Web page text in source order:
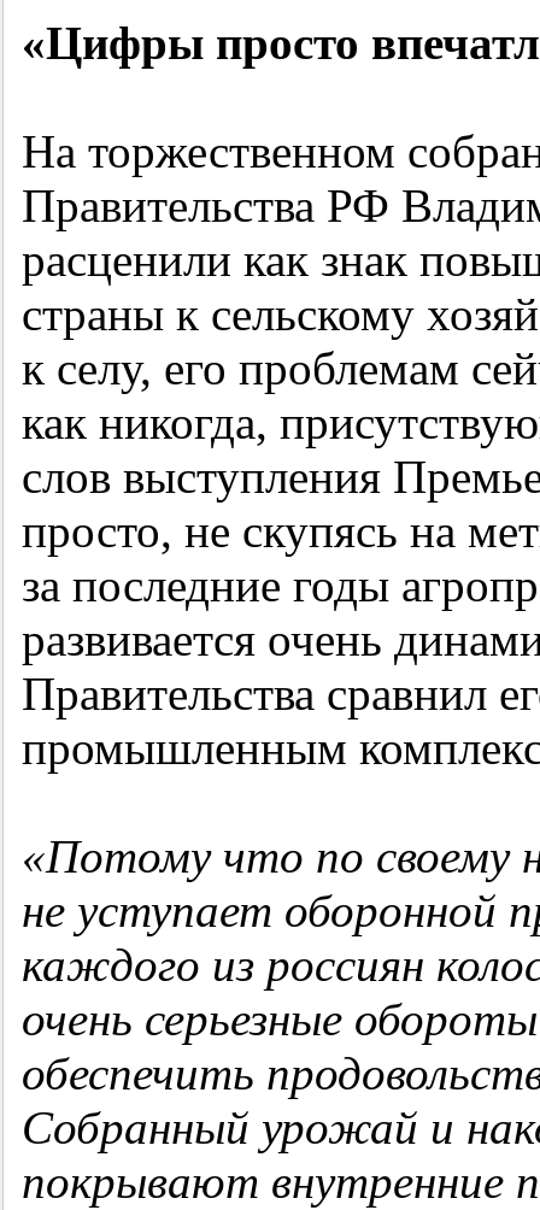
«Цифры просто
На торжественном
Правительства РФ
расценили как знак
страны к сельскому
к селу, его проблемам
как никогда,
слов выступления
просто, не скупясь на
за последние годы
развивается очень
Правительства сравнил
промышленным
«Потому что по своему
не уступает оборонной
каждого из россиян
очень серьезные
обеспечить
Собранный урожай и
покрывают внутренние